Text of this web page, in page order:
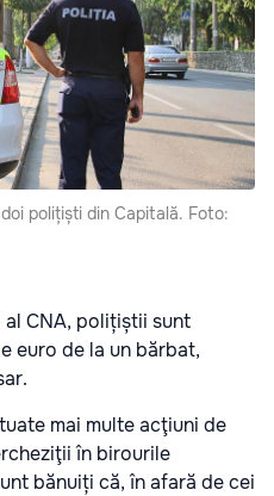
polițiști din Capitală. Foto:
CNA, polițiștii sunt
euro de la un bărbat,
mai multe acţiuni de
în birourile
bănuiți că, în afară de cei